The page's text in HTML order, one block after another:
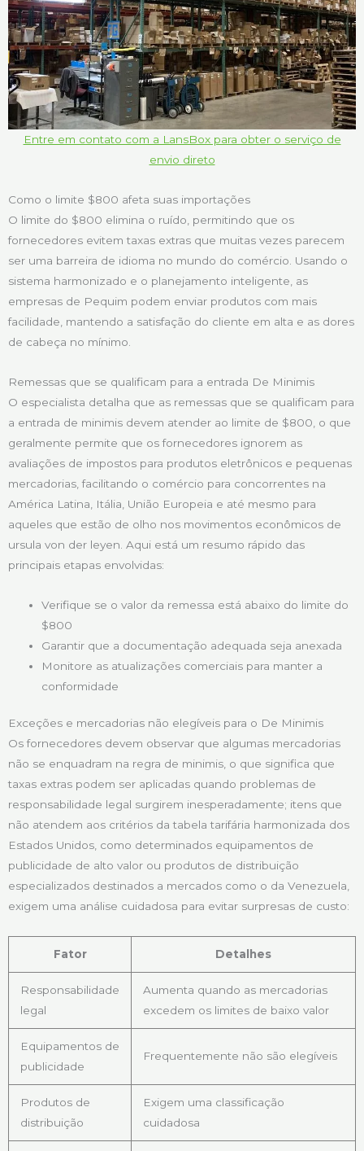
Entre em contato com a LansBox para obter o serviço de
envio direto
Como o limite $800 afeta suas importações
O limite do $800 elimina o ruído, permitindo que os
fornecedores evitem taxas extras que muitas vezes parecem
ser uma barreira de idioma no mundo do comércio. Usando o
sistema harmonizado e o planejamento inteligente, as
empresas de Pequim podem enviar produtos com mais
facilidade, mantendo a satisfação do cliente em alta e as dores
de cabeça no mínimo.
Remessas que se qualificam para a entrada De Minimis
O especialista detalha que as remessas que se qualificam para
a entrada de minimis devem atender ao limite de $800, o que
geralmente permite que os fornecedores ignorem as
avaliações de impostos para produtos eletrônicos e pequenas
mercadorias, facilitando o comércio para concorrentes na
América Latina, Itália, União Europeia e até mesmo para
aqueles que estão de olho nos movimentos econômicos de
ursula von der leyen. Aqui está um resumo rápido das
principais etapas envolvidas:
Verifique se o valor da remessa está abaixo do limite do
$800
Garantir que a documentação adequada seja anexada
Monitore as atualizações comerciais para manter a
conformidade
Exceções e mercadorias não elegíveis para o De Minimis
Os fornecedores devem observar que algumas mercadorias
não se enquadram na regra de minimis, o que significa que
taxas extras podem ser aplicadas quando problemas de
responsabilidade legal surgirem inesperadamente; itens que
não atendem aos critérios da tabela tarifária harmonizada dos
Estados Unidos, como determinados equipamentos de
publicidade de alto valor ou produtos de distribuição
especializados destinados a mercados como o da Venezuela,
exigem uma análise cuidadosa para evitar surpresas de custo:
Fator Detalhes
Responsabilidade
legal
Aumenta quando as mercadorias
excedem os limites de baixo valor
Equipamentos de
publicidade
Frequentemente não são elegíveis
Produtos de
distribuição
Exigem uma classificação
cuidadosa